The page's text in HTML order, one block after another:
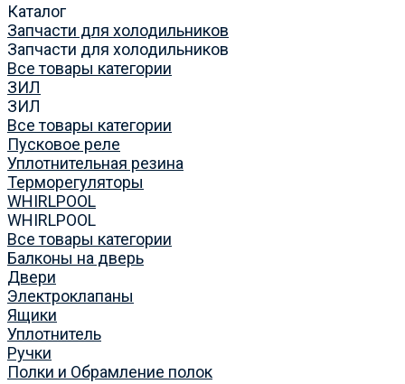
Каталог
Запчасти для холодильников
Запчасти для холодильников
Все товары категории
ЗИЛ
ЗИЛ
Все товары категории
Пусковое реле
Уплотнительная резина
Терморегуляторы
WHIRLPOOL
WHIRLPOOL
Все товары категории
Балконы на дверь
Двери
Электроклапаны
Ящики
Уплотнитель
Ручки
Полки и Обрамление полок